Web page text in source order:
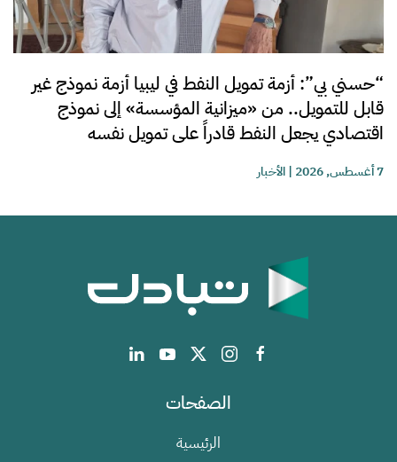
“حسني بي”: أزمة تمويل النفط في ليبيا أزمة نموذج غير
قابل للتمويل.. من «ميزانية المؤسسة» إلى نموذج
اقتصادي يجعل النفط قادراً على تمويل نفسه
7 أغسطس, 2026 |الأخبار
الصفحات
الرئيسية